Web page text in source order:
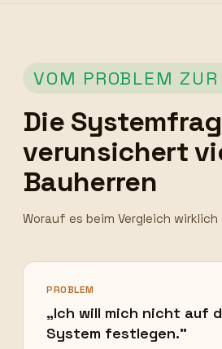
VOM PROBLEM ZUR
Die
verunsichert
Bauherren
Worauf es beim Vergleich
PROBLEM
„Ich will mich nicht auf
System festlegen."